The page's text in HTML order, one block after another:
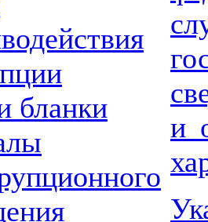
бланки
и